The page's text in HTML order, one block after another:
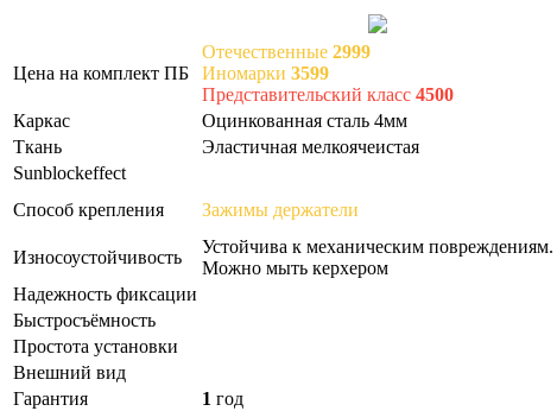
Цена на комплект ПБ
Отечественные 2999
Иномарки 3599
Представительский класс 4500
Каркас Оцинкованная сталь 4мм
Ткань
Эластичная мелкоячеистая
Sunblockeffect
Способ крепления
Зажимы держатели
Износоустойчивость
Устойчива к механическим повреждениям.
Можно мыть керхером
Надежность фиксации
Быстросъёмность
Простота установки
Внешний вид
Гарантия
1 год